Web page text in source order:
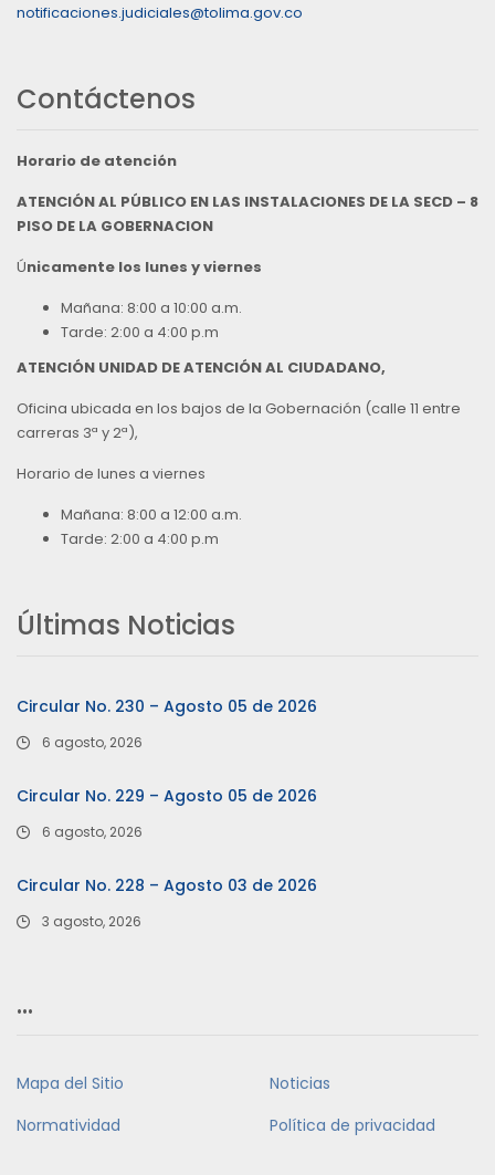
notificaciones.judiciales@tolima.gov.co
Contáctenos
Horario de atención
ATENCIÓN AL PÚBLICO EN LAS INSTALACIONES DE LA SECD – 8
PISO DE LA GOBERNACION
Únicamente los lunes y viernes
Mañana: 8:00 a 10:00 a.m.
Tarde: 2:00 a 4:00 p.m
ATENCIÓN UNIDAD DE ATENCIÓN AL CIUDADANO,
Oficina ubicada en los bajos de la Gobernación (calle 11 entre
carreras 3ª y 2ª),
Horario de lunes a viernes
Mañana: 8:00 a 12:00 a.m.
Tarde: 2:00 a 4:00 p.m
Últimas Noticias
Circular No. 230 – Agosto 05 de 2026
6 agosto, 2026
Circular No. 229 – Agosto 05 de 2026
6 agosto, 2026
Circular No. 228 – Agosto 03 de 2026
3 agosto, 2026
…
Mapa del Sitio
Noticias
Normatividad
Política de privacidad